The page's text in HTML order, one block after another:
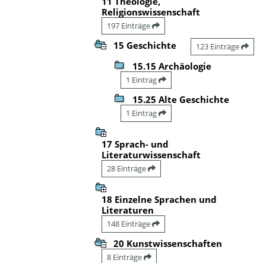
Religionswissenschaft
197 Einträge
15 Geschichte 123 Einträge
15.15 Archäologie
1 Eintrag
15.25 Alte Geschichte
1 Eintrag
17 Sprach- und
Literaturwissenschaft
28 Einträge
18 Einzelne Sprachen und
Literaturen
148 Einträge
20 Kunstwissenschaften
8 Einträge